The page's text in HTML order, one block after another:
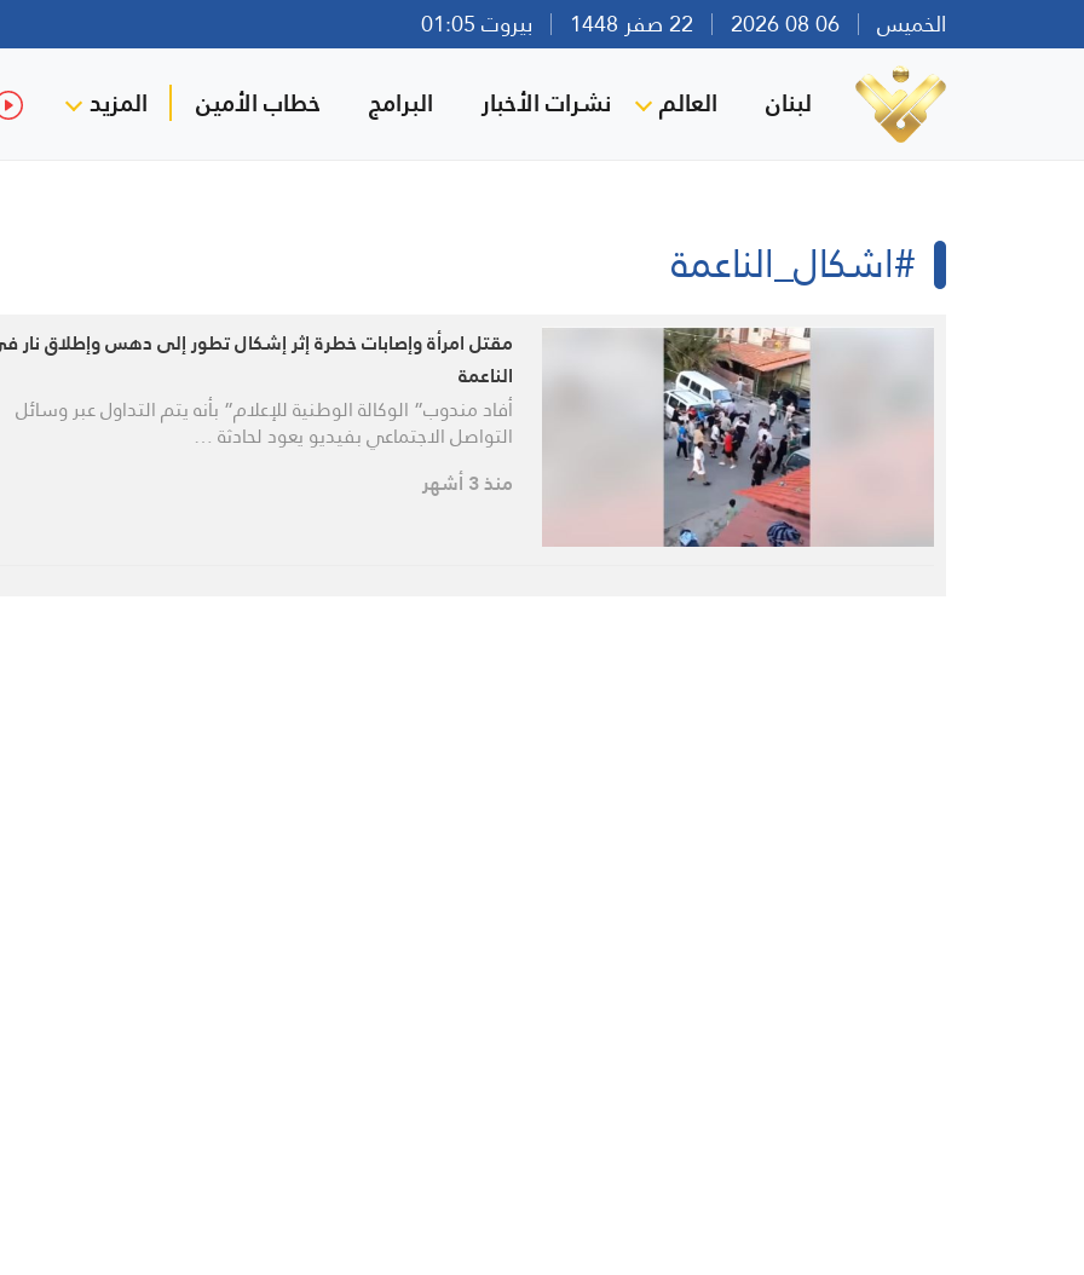
الخميس بيروت 01:05
لبنان العالم نشرات الأخبار البرامج خطاب الأمين المزيد
#اشكال_الناعمة
مقتل امرأة وإصابات خطرة إثر إشكال تطور إلى دهس وإطلاق نار
الناعمة
أفاد مندوب” الوكالة الوطنية للإعلام” بأنه يتم التداول عبر وسائل
التواصل الاجتماعي بفيديو يعود لحادثة …
منذ 3 أشهر